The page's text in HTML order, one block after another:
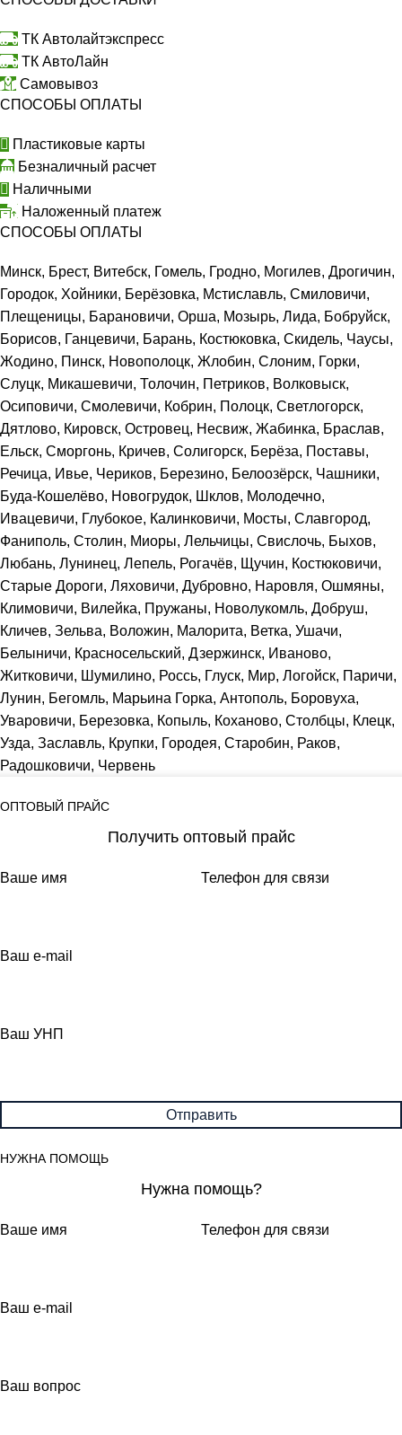
ТК Автолайтэкспресс
ТК АвтоЛайн
Самовывоз
СПОСОБЫ ОПЛАТЫ
Пластиковые карты
Безналичный расчет
Наличными
Наложенный платеж
СПОСОБЫ ОПЛАТЫ
Минск, Брест, Витебск, Гомель, Гродно, Могилев, Дрогичин,
Городок, Хойники, Берёзовка, Мстиславль, Смиловичи,
Плещеницы, Барановичи, Орша, Мозырь, Лида, Бобруйск,
Борисов, Ганцевичи, Барань, Костюковка, Скидель, Чаусы,
Жодино, Пинск, Новополоцк, Жлобин, Слоним, Горки,
Слуцк, Микашевичи, Толочин, Петриков, Волковыск,
Осиповичи, Смолевичи, Кобрин, Полоцк, Светлогорск,
Дятлово, Кировск, Островец, Несвиж, Жабинка, Браслав,
Ельск, Сморгонь, Кричев, Солигорск, Берёза, Поставы,
Речица, Ивье, Чериков, Березино, Белоозёрск, Чашники,
Буда-Кошелёво, Новогрудок, Шклов, Молодечно,
Ивацевичи, Глубокое, Калинковичи, Мосты, Славгород,
Фаниполь, Столин, Миоры, Лельчицы, Свислочь, Быхов,
Любань, Лунинец, Лепель, Рогачёв, Щучин, Костюковичи,
Старые Дороги, Ляховичи, Дубровно, Наровля, Ошмяны,
Климовичи, Вилейка, Пружаны, Новолукомль, Добруш,
Кличев, Зельва, Воложин, Малорита, Ветка, Ушачи,
Белыничи, Красносельский, Дзержинск, Иваново,
Житковичи, Шумилино, Россь, Глуск, Мир, Логойск, Паричи,
Лунин, Бегомль, Марьина Горка, Антополь, Боровуха,
Уваровичи, Березовка, Копыль, Коханово, Столбцы, Клецк,
Узда, Заславль, Крупки, Городея, Старобин, Раков,
Радошковичи, Червень
ОПТОВЫЙ ПРАЙС
Получить оптовый прайс
Ваше имя Телефон для связи
Ваш e-mail
Ваш УНП
НУЖНА ПОМОЩЬ
Нужна помощь?
Ваше имя Телефон для связи
Ваш e-mail
Ваш вопрос